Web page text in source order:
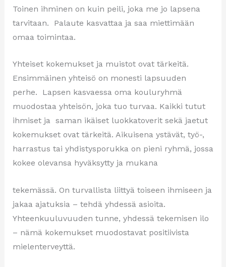
Toinen ihminen on kuin peili, joka me jo lapsena
tarvitaan. Palaute kasvattaa ja saa miettimään
omaa toimintaa.
Yhteiset kokemukset ja muistot ovat tärkeitä.
Ensimmäinen yhteisö on monesti lapsuuden
perhe. Lapsen kasvaessa oma kouluryhmä
muodostaa yhteisön, joka tuo turvaa. Kaikki tutut
ihmiset ja saman ikäiset luokkatoverit sekä jaetut
kokemukset ovat tärkeitä. Aikuisena ystävät, työ-,
harrastus tai yhdistysporukka on pieni ryhmä, jossa
kokee olevansa hyväksytty ja mukana
tekemässä. On turvallista liittyä toiseen ihmiseen ja
jakaa ajatuksia – tehdä yhdessä asioita.
Yhteenkuuluvuuden tunne, yhdessä tekemisen ilo
– nämä kokemukset muodostavat positiivista
mielenterveyttä.